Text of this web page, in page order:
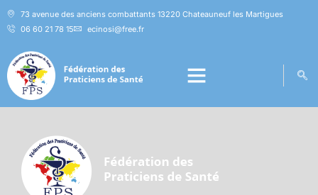
73 avenue des anciens combattants 13220 Chateauneuf les Martigues
06 60 21 78 15
ecinosi@free.fr